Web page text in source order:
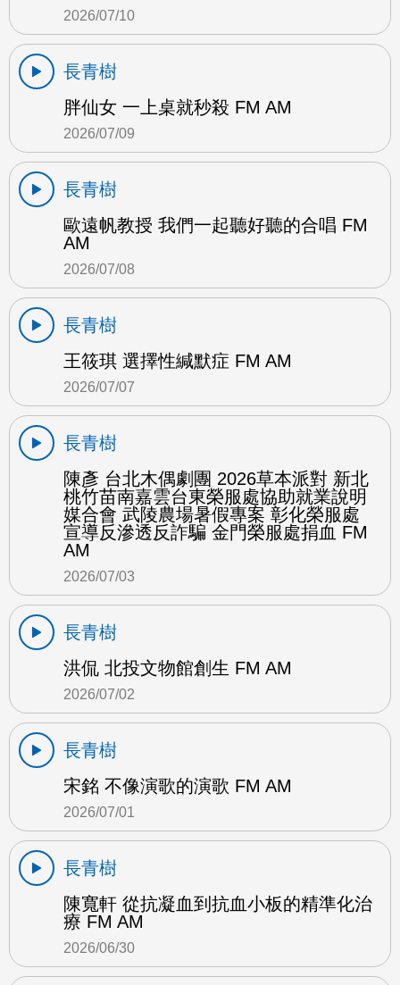
2026/07/10
長青樹
胖仙女 一上桌就秒殺 FM AM
2026/07/09
長青樹
歐遠帆教授 我們一起聽好聽的合唱 FM
AM
2026/07/08
長青樹
王筱琪 選擇性緘默症 FM AM
2026/07/07
長青樹
陳彥 台北木偶劇團 2026草本派對 新北
桃竹苗南嘉雲台東榮服處協助就業說明
媒合會 武陵農場暑假專案 彰化榮服處
宣導反滲透反詐騙 金門榮服處捐血 FM
AM
2026/07/03
長青樹
洪侃 北投文物館創生 FM AM
2026/07/02
長青樹
宋銘 不像演歌的演歌 FM AM
2026/07/01
長青樹
陳寬軒 從抗凝血到抗血小板的精準化治
療 FM AM
2026/06/30